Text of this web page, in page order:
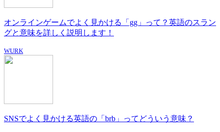
オンラインゲームでよく見かける「gg」って？英語のスラン
グと意味を詳しく説明します！
WURK
SNSでよく見かける英語の「brb」ってどういう意味？